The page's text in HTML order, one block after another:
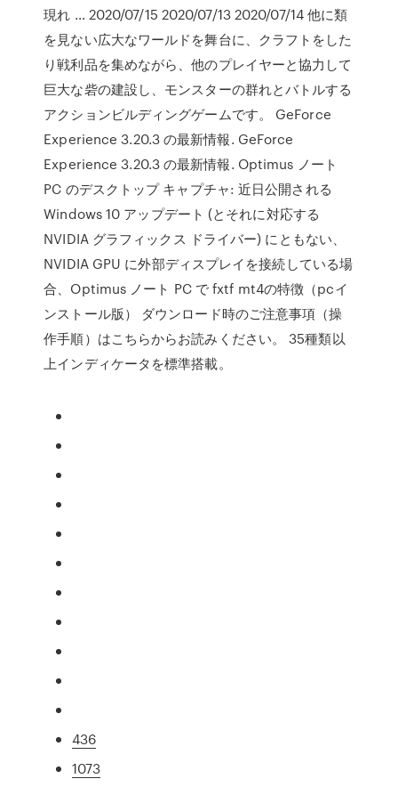
現れ … 2020/07/15 2020/07/13 2020/07/14 他に類
を見ない広大なワールドを舞台に、クラフトをした
り戦利品を集めながら、他のプレイヤーと協力して
巨大な砦の建設し、モンスターの群れとバトルする
アクションビルディングゲームです。 GeForce
Experience 3.20.3 の最新情報. GeForce
Experience 3.20.3 の最新情報. Optimus ノート
PC のデスクトップ キャプチャ: 近日公開される
Windows 10 アップデート (とそれに対応する
NVIDIA グラフィックス ドライバー) にともない、
NVIDIA GPU に外部ディスプレイを接続している場
合、Optimus ノート PC で fxtf mt4の特徴（pcイ
ンストール版） ダウンロード時のご注意事項（操
作手順）はこちらからお読みください。 35種類以
上インディケータを標準搭載。
436
1073